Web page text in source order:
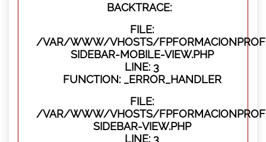
BACKTRACE:
FILE:
/VAR/WWW/VHOSTS/
SIDEBAR-MOBILE-VIEW.PHP
LINE: 3
FUNCTION: _ERROR_HANDLER
FILE:
/VAR/WWW/VHOSTS/
SIDEBAR-VIEW.PHP
LINE: 3